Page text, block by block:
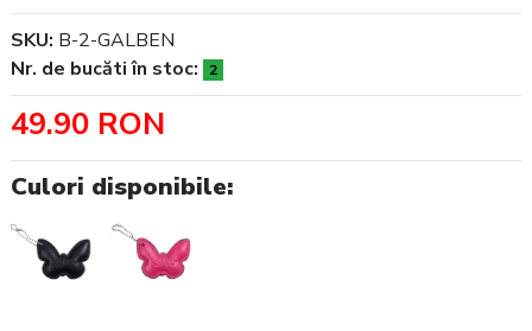
Culori disponibile:
SKU: B-2-GALBEN
Nr. de bucăti în stoc:
2
49.90 RON